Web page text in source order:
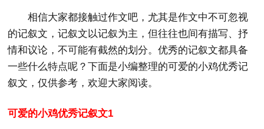
相信大家都接触过作文吧，尤其是作文中不可忽视
的记叙文，记叙文以记叙为主，但往往也间有描写、抒
情和议论，不可能有截然的划分。优秀的记叙文都具备
一些什么特点呢？下面是小编整理的可爱的小鸡优秀记
叙文，仅供参考，欢迎大家阅读。
可爱的小鸡优秀记叙文1